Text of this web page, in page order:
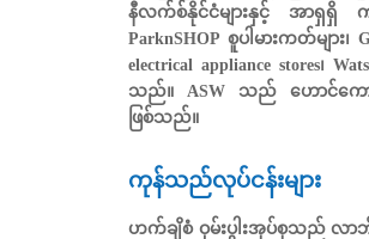
နီလက်စ်နိုင်ငံများနှင့် အာရှရှိ က
ParknSHOP စူပါမားကတ်များ၊
electrical appliance stores၊
သည်။ ASW သည် ဟောင်ကော
ဖြစ်သည်။
ကုန်သည်လုပ်ငန်းများ
ဟက်ချိစံ ဝှမ်းပွါးအုပ်စုသည် လာ